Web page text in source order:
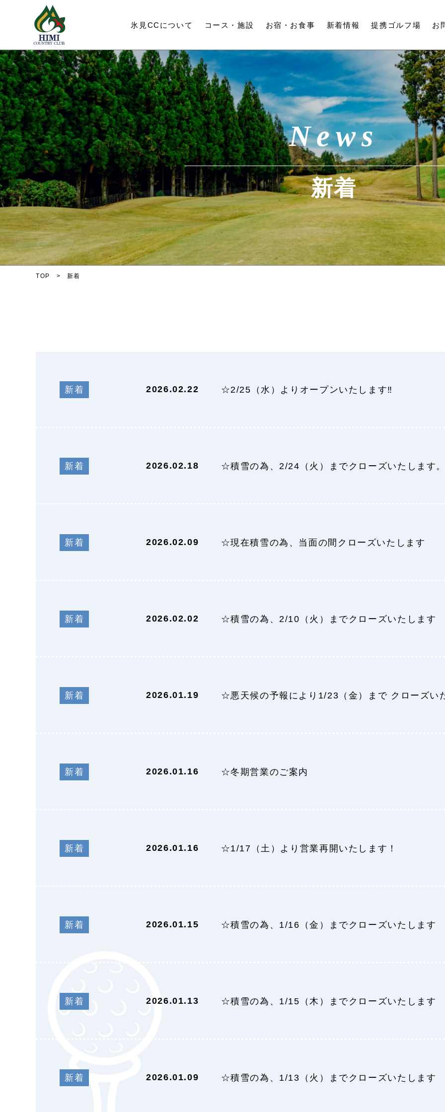
氷見CC について コース・施設 お宿・ お食事 新着情報 提携ゴルフ場 お
News
新着
TOP 新着
新着 2026.02.22 ☆2/25（水）よりオープンいたします‼
新着 2026.02.18 ☆積雪の為、2/24（火）までクローズいたします
新着 2026.02.09 ☆現在積雪の為、当面の間クローズいたします
新着 2026.02.02 ☆積雪の為、2/10（火）までクローズいたします
新着 2026.01.19 ☆悪天候の予報により1/23（金）まで クローズい
新着 2026.01.16 ☆冬期営業のご案内
新着 2026.01.16 ☆1/17（土）より営業再開いたします！
新着 2026.01.15 ☆積雪の為、1/16（金）までクローズいたします
新着 2026.01.13 ☆積雪の為、1/15（木）までクローズいたします
新着 2026.01.09 ☆積雪の為、1/13（火）までクローズいたします